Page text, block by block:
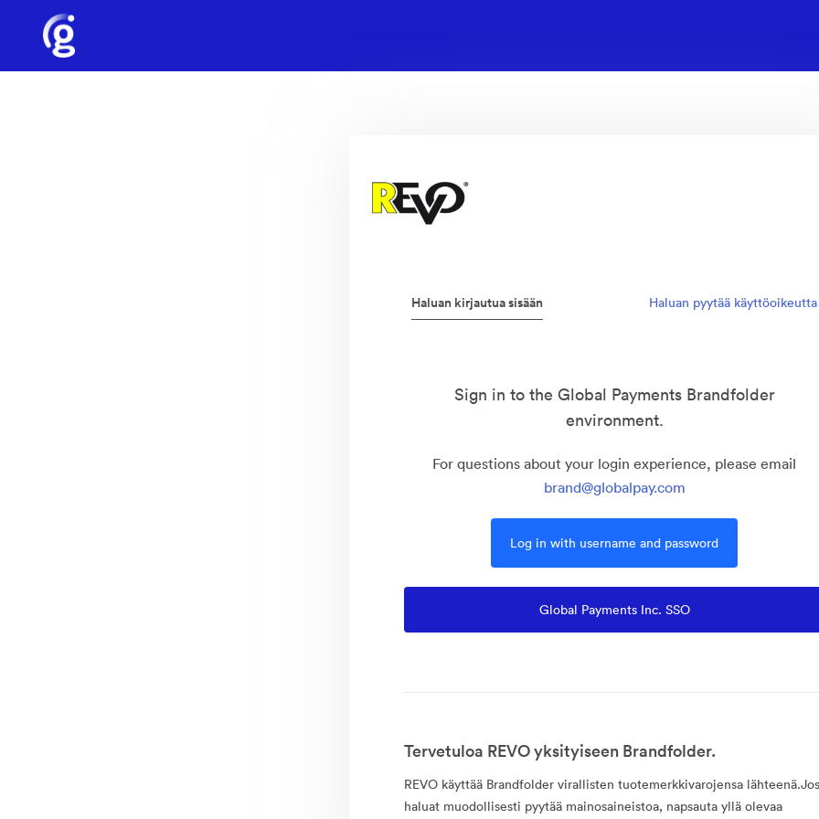
Haluan kirjautua sisään Haluan pyytää käyttöoikeutta
Sign in to the Global Payments Brandfolder
environment.
For questions about your login experience, please email
brand@globalpay.com
Global Payments Inc. SSO
Log in with username and password
Tervetuloa REVO yksityiseen Brandfolder.
REVO käyttää Brandfolder virallisten tuotemerkkivarojensa lähteenä.Jos
haluat muodollisesti pyytää mainosaineistoa, napsauta yllä olevaa